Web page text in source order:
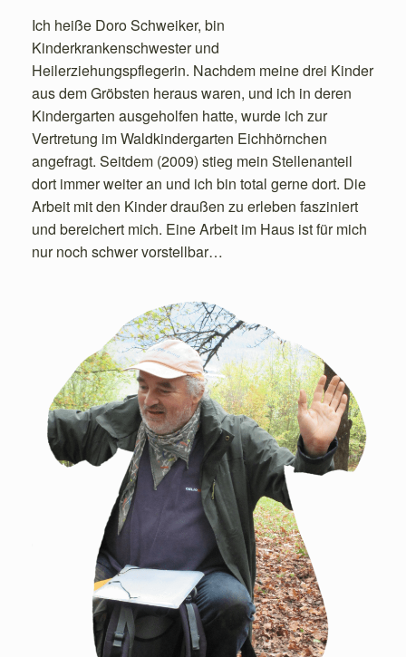
Ich heiße Doro Schweiker, bin
Kinderkrankenschwester und
Heilerziehungspflegerin. Nachdem meine drei Kinder
aus dem Gröbsten heraus waren, und ich in deren
Kindergarten ausgeholfen hatte, wurde ich zur
Vertretung im Waldkindergarten Eichhörnchen
angefragt. Seitdem (2009) stieg mein Stellenanteil
dort immer weiter an und ich bin total gerne dort. Die
Arbeit mit den Kinder draußen zu erleben fasziniert
und bereichert mich. Eine Arbeit im Haus ist für mich
nur noch schwer vorstellbar…